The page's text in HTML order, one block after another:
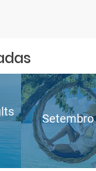
Setembro